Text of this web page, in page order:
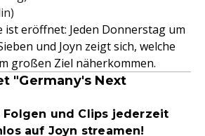
ist eröffnet: Jeden Donnerstag um
und Joyn zeigt sich, welche
großen Ziel näherkommen.
"Germany's Next
Folgen und Clips jederzeit
auf Joyn streamen!